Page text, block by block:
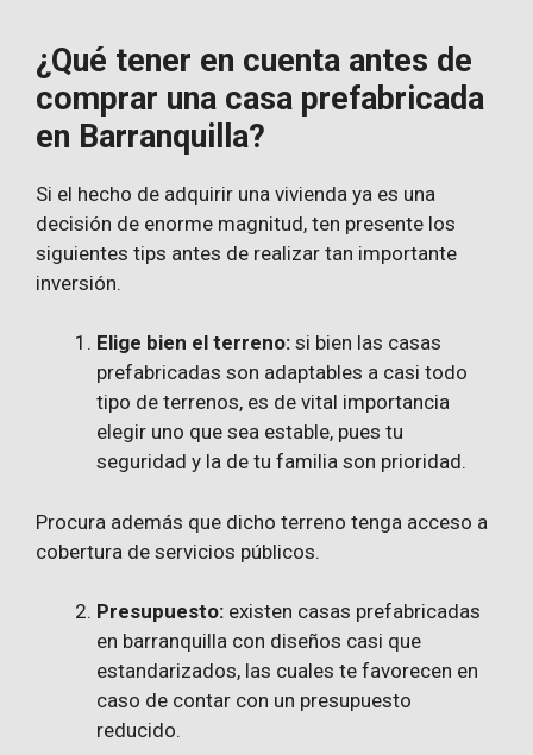
¿Qué tener en cuenta antes de
comprar una casa prefabricada
en Barranquilla?
Si el hecho de adquirir una vivienda ya es una
decisión de enorme magnitud, ten presente los
siguientes tips antes de realizar tan importante
inversión.
Elige bien el terreno: si bien las casas
prefabricadas son adaptables a casi todo
tipo de terrenos, es de vital importancia
elegir uno que sea estable, pues tu
seguridad y la de tu familia son prioridad.
Procura además que dicho terreno tenga acceso a
cobertura de servicios públicos.
Presupuesto: existen casas prefabricadas
en barranquilla con diseños casi que
estandarizados, las cuales te favorecen en
caso de contar con un presupuesto
reducido.